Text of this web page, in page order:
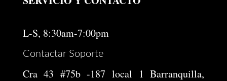
L-S, 8:30am-7:00pm
Contactar Soporte
Cra 43 #75b -187 local 1 Barranquilla,